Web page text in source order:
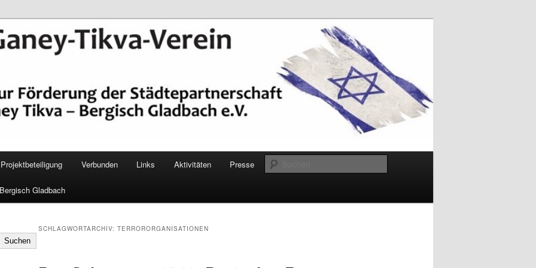
Bergisch Gladbach
Ganey Tikva – Bergisch Gladbach e. V.
Projektbeteiligung Verbunden Links Aktivitäten Presse
Gladbach
SCHLAGWORTARCHIV: TERRORORGANISATIONEN
Suchen